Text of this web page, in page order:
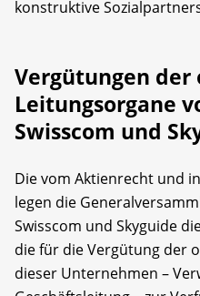
konstruktive
Vergütungen der
Leitungsorgane
Swisscom und
Die vom Aktienrecht und
legen die
Swisscom und Skyguide
die für die Vergütung der
dieser Unternehmen –